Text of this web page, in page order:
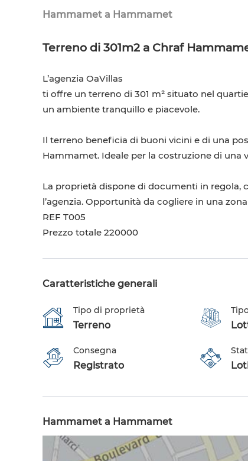
Hammamet a Hammamet
Terreno di 301m2 a Chraf
L’agenzia OaVillas
ti offre un terreno di 301 m² situato nel
un ambiente tranquillo e piacevole.
Il terreno beneficia di buoni vicini e di una
Hammamet. Ideale per la costruzione di una
La proprietà dispone di documenti in regola,
l’agenzia. Opportunità da cogliere in una
REF T005
Prezzo totale 220000
Caratteristiche generali
Tipo di proprietà
Terreno
Consegna
Registrato
Hammamet a Hammamet